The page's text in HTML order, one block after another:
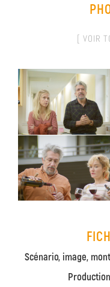
[ VOIR
Scénario, image,
Production